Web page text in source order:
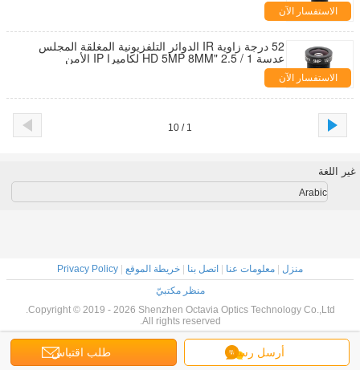
الاستفسار الآن
52 درجة زاوية IR الدوائر التلفزيونية المغلقة المجلس
عدسة 1 / 2.5 "HD 5MP 8MM لكاميرا IP الأمن
الاستفسار الآن
1 / 10
أرسل رسالة طلب اقتباس
غير اللغة
Arabic
منزل معلومات عنا اتصل بنا خريطة الموقع
Privacy Policy
منظر مكتبيّ
Copyright © 2019 - 2026 Shenzhen Octavia Optics Technology Co.,Ltd.
All rights reserved.